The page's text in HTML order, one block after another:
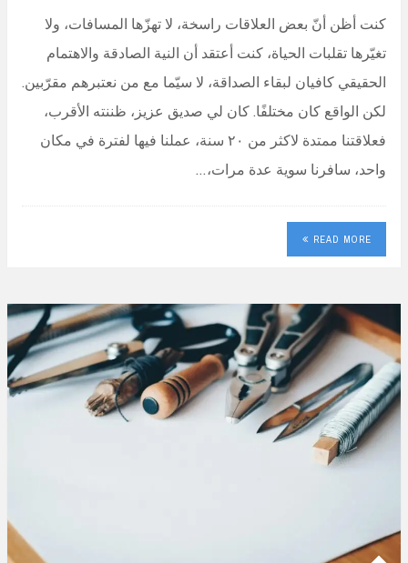
كنت أظن أنّ بعض العلاقات راسخة، لا تهزّها المسافات، ولا
تغيّرها تقلبات الحياة، كنت أعتقد أن النية الصادقة والاهتمام
الحقيقي كافيان لبقاء الصداقة، لا سيّما مع من نعتبرهم مقرّبين.
لكن الواقع كان مختلفًا. كان لي صديق عزيز، ظننته الأقرب،
فعلاقتنا ممتدة لاكثر من ٢٠ سنة، عملنا فيها لفترة في مكان
واحد، سافرنا سوية عدة مرات،…
READ MORE